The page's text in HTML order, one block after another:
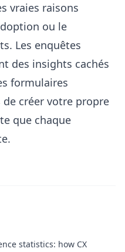
vraies raisons
ou le
Les enquêtes
des insights cachés
formulaires
créer votre propre
que chaque
statistics: how CX